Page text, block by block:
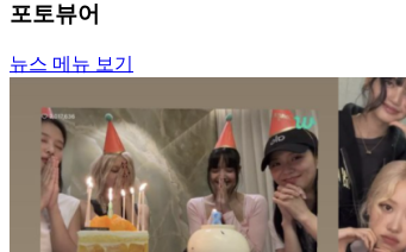
포토뷰어
뉴스 메뉴 보기